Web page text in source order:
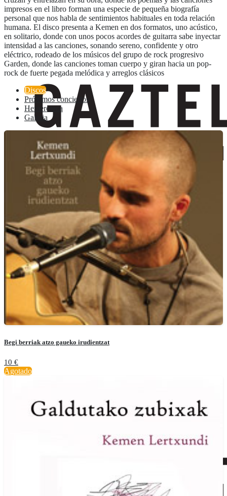
impresos en el libro forman una especie de pequeña biografía
personal que nos habla de sentimientos habituales en toda relación
humana. El disco presenta a Kemen en dos formatos, uno acústico,
en solitario, donde con unos pocos acordes de guitarra sabe inyectar
intensidad a las canciones, sonando sereno, confidente y otro
eléctrico, rodeado de los músicos del grupo de rock progresivo
Garden, donde las canciones toman cuerpo y giran hacia un pop-
rock de fuerte pegada melódica y arreglos clásicos
Discos
Próximos conciertos
Hemeroteca
Galeria
Begi berriak atzo gaueko irudientzat
10 €
Agotado